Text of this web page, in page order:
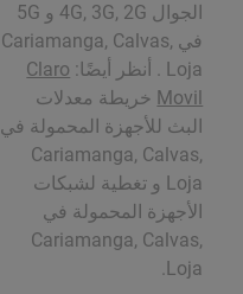
الجوال 4G, 3G, 2G و 5G
في Cariamanga, Calvas,
Loja . أنظر أيضًا:
Claro
Movil خريطة معدلات
البث للأجهزة المحمولة في
Cariamanga, Calvas,
Loja و تغطية لشبكات
الأجهزة المحمولة في
Cariamanga, Calvas,
Loja.